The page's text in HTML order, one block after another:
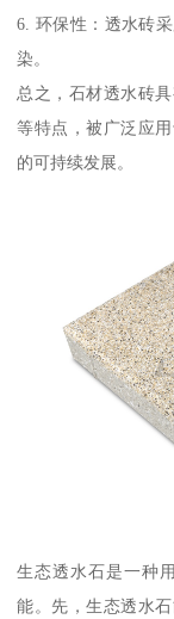
6. 环保性：透水砖
染。
总之，石材透水砖
等特点，被广泛应
的可持续发展。
生态透水石是一种
能。先，生态透水